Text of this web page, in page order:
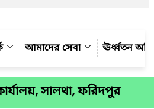
আমাদের সেবা ঊর্ধ্বতন
সালথা, ফরিদপুর